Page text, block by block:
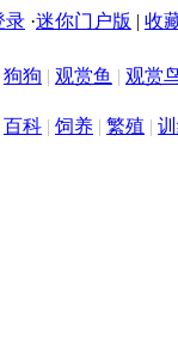
录 ·迷你门户版 | 收
狗狗 | 观赏鱼 | 观赏
百科 | 饲养 | 繁殖 |